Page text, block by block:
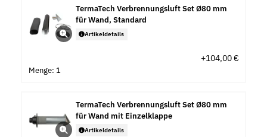
TermaTech Verbrennungsluft Set Ø80 mm
für Wand, Standard
Artikeldetails
+104,00 €
Menge: 1
TermaTech Verbrennungsluft Set Ø80 mm
für Wand mit Einzelklappe
Artikeldetails